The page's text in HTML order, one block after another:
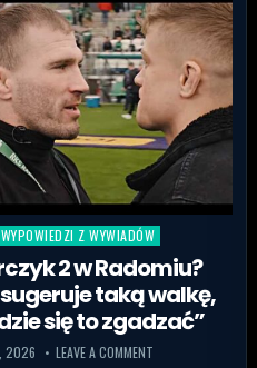
WYPOWIEDZI Z WYWIADÓW
2 w Radomiu?
taką walkę,
się to zgadzać”
2026 LEAVE A COMMENT